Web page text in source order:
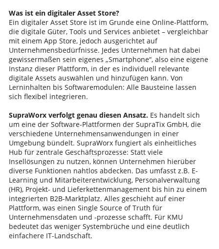
Was ist ein digitaler Asset Store?
Ein digitaler Asset Store ist im Grunde eine Online-Plattform,
die digitale Güter, Tools und Services anbietet – vergleichbar
mit einem App Store, jedoch ausgerichtet auf
Unternehmensbedürfnisse. Jedes Unternehmen hat dabei
gewissermaßen sein eigenes „Smartphone“, also eine eigene
Instanz dieser Plattform, in der es individuell relevante
digitale Assets auswählen und hinzufügen kann. Von
Lerninhalten bis Softwaremodulen: Alle Bausteine lassen
sich flexibel integrieren.
SupraWorx verfolgt genau diesen Ansatz.Es handelt sich
um eine der Software-Plattformen der SupraTix GmbH, die
verschiedene Unternehmensanwendungen in einer
Umgebung bündelt. SupraWorx fungiert als einheitliches
Hub für zentrale Geschäftsprozesse: Statt viele
Insellösungen zu nutzen, können Unternehmen hierüber
diverse Funktionen nahtlos abdecken. Das umfasst z.B. E-
Learning und Mitarbeiterentwicklung, Personalverwaltung
(HR), Projekt- und Lieferkettenmanagement bis hin zu einem
integrierten B2B-Marktplatz. Alles geschieht auf einer
Plattform, was einen Single Source of Truth für
Unternehmensdaten und -prozesse schafft. Für KMU
bedeutet das weniger Systembrüche und eine deutlich
einfachere IT-Landschaft.